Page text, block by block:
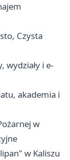
Czysta
wydziały i e-
akademia i
w
w Kaliszu